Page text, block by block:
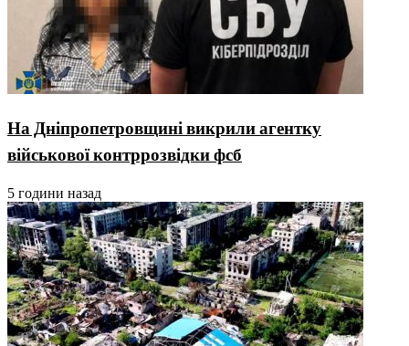
На Дніпропетровщині викрили агентку
військової контррозвідки фсб
5 години назад